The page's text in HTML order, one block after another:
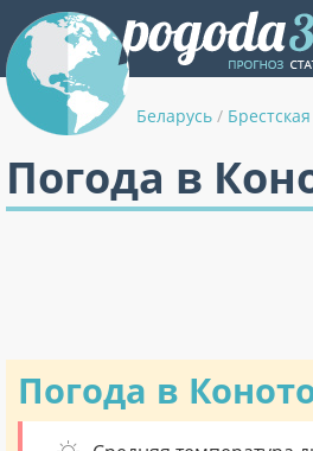
Беларусь /
Погода в
Погода в